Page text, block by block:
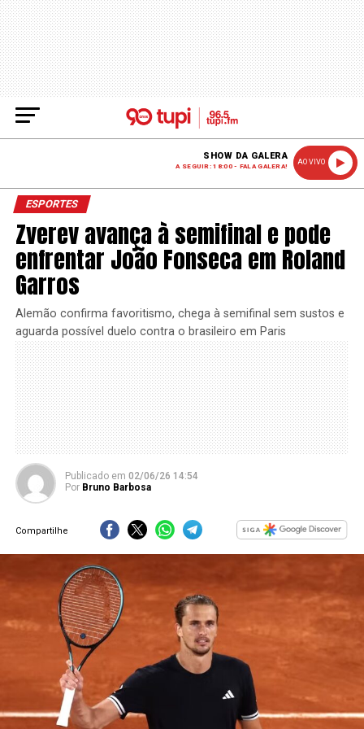
SHOW DA GALERA
A SEGUIR: 18:00 - FALA GALERA!
AO VIVO
ESPORTES
Zverev avança à semifinal e pode
enfrentar João Fonseca em Roland
Garros
Alemão confirma favoritismo, chega à semifinal sem sustos e
aguarda possível duelo contra o brasileiro em Paris
Publicado em 02/06/26 14:54
Por Bruno Barbosa
Compartilhe